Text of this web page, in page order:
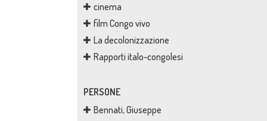
cinema
film Congo vivo
La decolonizzazione
Rapporti italo-congolesi
PERSONE
Bennati, Giuseppe